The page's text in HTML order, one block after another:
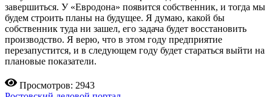
завершиться. У «Евродона» появится собственник, и тогда мы
будем строить планы на будущее. Я думаю, какой бы
собственник туда ни зашел, его задача будет восстановить
производство. Я верю, что в этом году предприятие
перезапустится, и в следующем году будет стараться выйти на
плановые показатели.
Просмотров: 2943